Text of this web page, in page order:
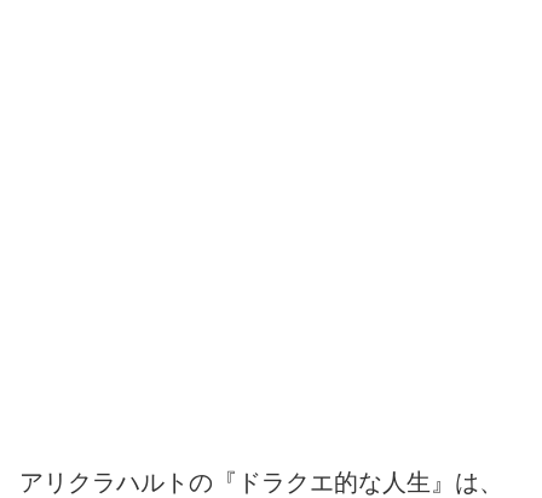
アリクラハルトの『ドラクエ的な人生』は、